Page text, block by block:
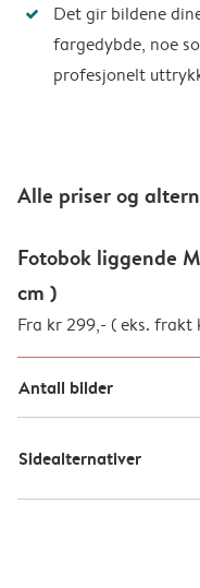
Det gir bildene
fargedybde, noe
profesjonelt
Alle priser og
Fotobok liggende
cm )
Fra kr 299,- ( eks. frakt
Antall bilder
Sidealternativer